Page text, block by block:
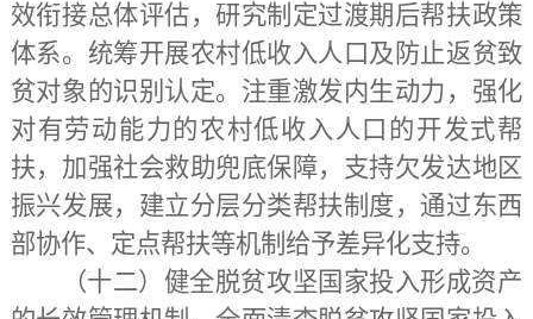
效衔接总体评估，研究制定过渡期后帮扶政策
体系。统筹开展农村低收入人口及防止返贫致
贫对象的识别认定。注重激发内生动力，强化
对有劳动能力的农村低收入人口的开发式帮
扶，加强社会救助兜底保障，支持欠发达地区
振兴发展，建立分层分类帮扶制度，通过东西
部协作、定点帮扶等机制给予差异化支持。
（十二）健全脱贫攻坚国家投入形成资产